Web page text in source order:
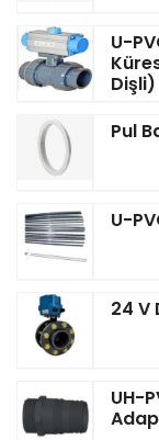
U-
Dişli)
Pul
U-
24 V
UH-